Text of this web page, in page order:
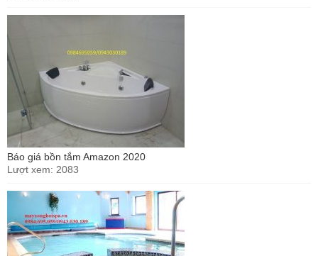
Báo giá bồn tắm Amazon 2020
Lượt xem: 2083